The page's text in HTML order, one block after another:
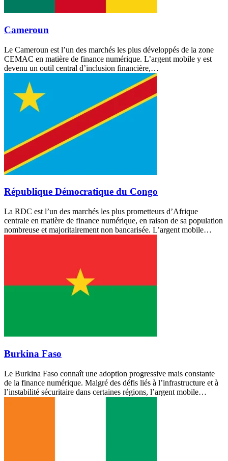
Cameroun
Le Cameroun est l’un des marchés les plus développés de la zone
CEMAC en matière de finance numérique. L’argent mobile y est
devenu un outil central d’inclusion financière,…
République Démocratique du Congo
La RDC est l’un des marchés les plus prometteurs d’Afrique
centrale en matière de finance numérique, en raison de sa population
nombreuse et majoritairement non bancarisée. L’argent mobile…
Burkina Faso
Le Burkina Faso connaît une adoption progressive mais constante
de la finance numérique. Malgré des défis liés à l’infrastructure et à
l’instabilité sécuritaire dans certaines régions, l’argent mobile…